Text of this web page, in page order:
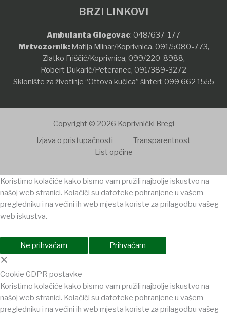
BRZI LINKOVI
Ambulanta Glogovac: 048/637-177
Mrtvozornik:Matija Mlinar/Koprivnica, 091/5080-773,
Zlatko Friščić/Koprivnica, 099/220-8988,
Robert Dukarić/Peteranec, 091/389-3272
Sklonište za životinje “Ottova kućica” šinteri: 099 662 1555
Copyright © 2026 Koprivnički Bregi
Izjava o pristupačnosti
Transparentnost
List općine
Koristimo kolačiće kako bismo vam pružili najbolje iskustvo na
našoj web stranici. Kolačići su datoteke pohranjene u vašem
pregledniku i na većini ih web mjesta koriste za prilagodbu vašeg
web iskustva.
Ne prihvaćam Prihvaćam
×
Cookie GDPR postavke
Koristimo kolačiće kako bismo vam pružili najbolje iskustvo na
našoj web stranici. Kolačići su datoteke pohranjene u vašem
pregledniku i na većini ih web mjesta koriste za prilagodbu vašeg